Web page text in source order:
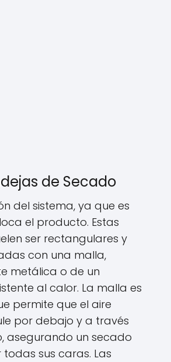
de Secado
del sistema, ya que es
el producto. Estas
ser rectangulares y
con una malla,
metálica o de un
al calor. La malla es
permite que el aire
por debajo y a través
asegurando un secado
sus caras. Las